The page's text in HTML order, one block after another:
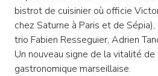
bistrot de cuisinier où officie
chez Saturne à Paris et de
trio Fabien Resseguier, Adrien
Un nouveau signe de la vitalité de
gastronomique marseillaise.